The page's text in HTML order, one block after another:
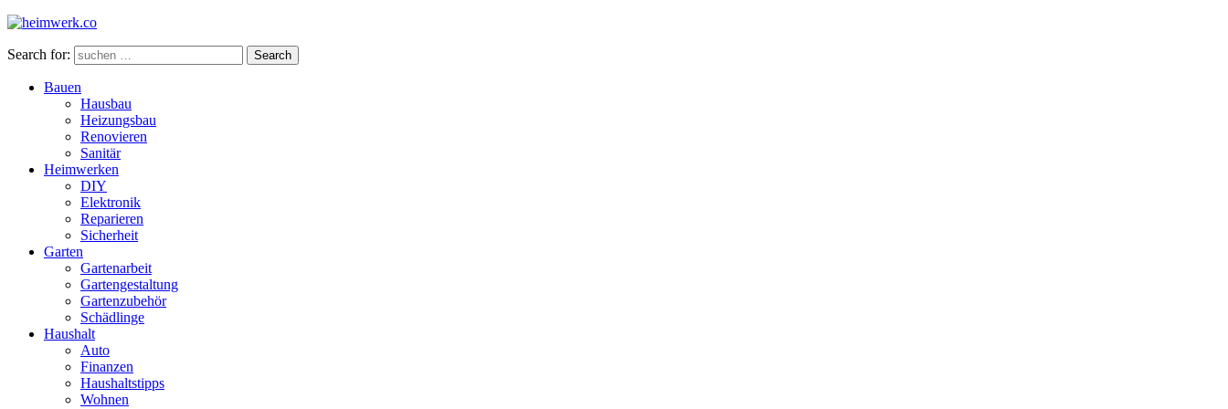
Search for: Search
Bauen
Hausbau
Heizungsbau
Renovieren
Sanitär
Heimwerken
DIY
Elektronik
Reparieren
Sicherheit
Garten
Gartenarbeit
Gartengestaltung
Gartenzubehör
Schädlinge
Haushalt
Auto
Finanzen
Haushaltstipps
Wohnen